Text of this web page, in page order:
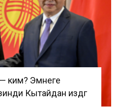
ким? Эмнеге
Кытайдан издөөгө